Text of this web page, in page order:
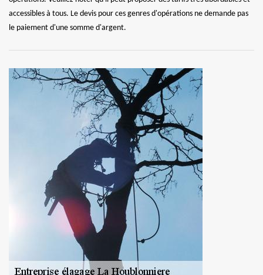
accessibles à tous. Le devis pour ces genres d'opérations ne demande pas
le paiement d'une somme d'argent.